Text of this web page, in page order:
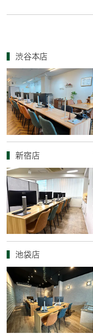
渋谷本店
新宿店
池袋店